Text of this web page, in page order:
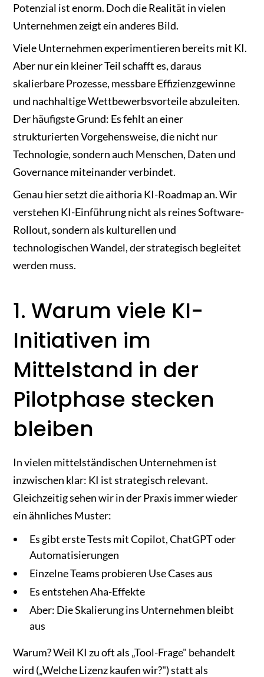
Potenzial ist enorm. Doch die Realität in vielen
Unternehmen zeigt ein anderes Bild.
Viele Unternehmen experimentieren bereits mit KI.
Aber nur ein kleiner Teil schafft es, daraus
skalierbare Prozesse, messbare Effizienzgewinne
und nachhaltige Wettbewerbsvorteile abzuleiten.
Der häufigste Grund: Es fehlt an einer
strukturierten Vorgehensweise, die nicht nur
Technologie, sondern auch Menschen, Daten und
Governance miteinander verbindet.
Genau hier setzt die aithoria KI-Roadmap an. Wir
verstehen KI-Einführung nicht als reines Software-
Rollout, sondern als kulturellen und
technologischen Wandel, der strategisch begleitet
werden muss.
1. Warum viele KI-
Initiativen im
Mittelstand in der
Pilotphase stecken
bleiben
In vielen mittelständischen Unternehmen ist
inzwischen klar: KI ist strategisch relevant.
Gleichzeitig sehen wir in der Praxis immer wieder
ein ähnliches Muster:
Es gibt erste Tests mit Copilot, ChatGPT oder
Automatisierungen
Einzelne Teams probieren Use Cases aus
Es entstehen Aha-Effekte
Aber: Die Skalierung ins Unternehmen bleibt
aus
Warum? Weil KI zu oft als „Tool-Frage" behandelt
wird („Welche Lizenz kaufen wir?") statt als